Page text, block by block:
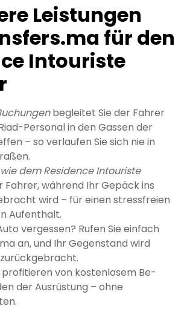
Leistungen
für den
Intouriste
begleitet Sie der Fahrer
Personal in den Gassen der
– so verlaufen Sie sich nie in
dem Residence Intouriste
während Ihr Gepäck ins
wird – für einen stressfreien
Aufenthalt.
vergessen? Rufen Sie einfach
an, und Ihr Gegenstand wird
von kostenlosem Be-
der Ausrüstung – ohne